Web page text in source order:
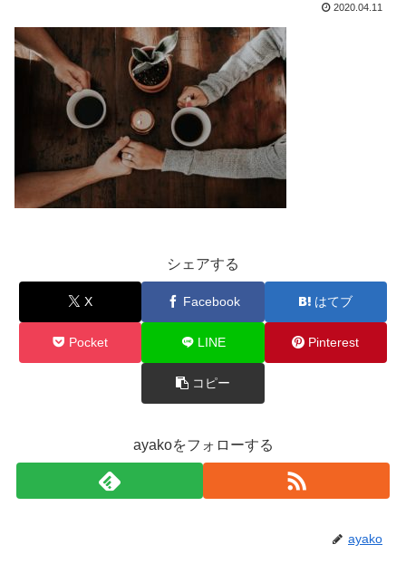
2020.04.11
シェアする
X Facebook はてブ
Pocket LINE Pinterest
コピー
ayakoをフォローする
ayako